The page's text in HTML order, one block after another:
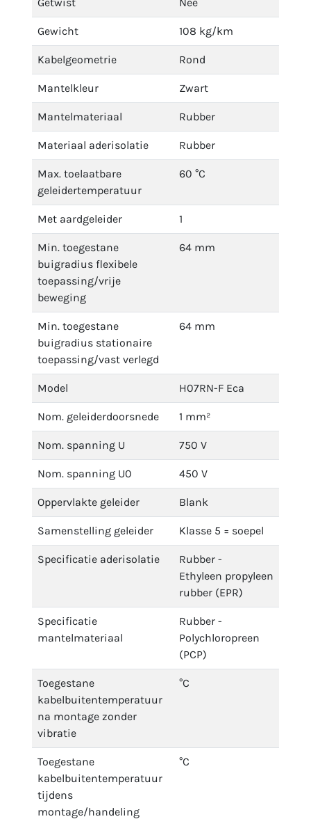
Gewicht 108 kg/km
Kabelgeometrie Rond
Mantelkleur Zwart
Mantelmateriaal Rubber
Materiaal aderisolatie Rubber
Max. toelaatbare
geleidertemperatuur
60 °C
Met aardgeleider 1
Min. toegestane
buigradius flexibele
toepassing/vrije
beweging
64 mm
Min. toegestane
buigradius stationaire
toepassing/vast verlegd
64 mm
Model H07RN-F Eca
Nom. geleiderdoorsnede 1 mm²
Nom. spanning U 750 V
Nom. spanning U0 450 V
Oppervlakte geleider Blank
Samenstelling geleider Klasse 5 = soepel
Specificatie aderisolatie
Rubber -
Ethyleen propyleen
rubber (EPR)
Specificatie
mantelmateriaal
Rubber -
Polychloropreen
(PCP)
Toegestane
kabelbuitentemperatuur
na montage zonder
vibratie
°C
Toegestane
kabelbuitentemperatuur
tijdens
montage/handeling
°C